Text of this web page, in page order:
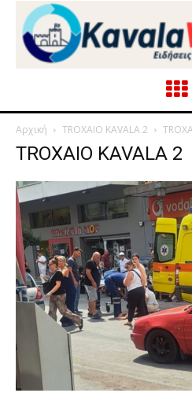
Αρχική TROXAIO KAVALA 2
TROXAIO KAVALA 2